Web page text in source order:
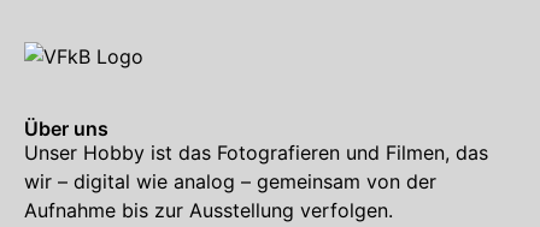
Über uns
Unser Hobby ist das Fotografieren und Filmen, das
wir – digital wie analog – gemeinsam von der
Aufnahme bis zur Ausstellung verfolgen.